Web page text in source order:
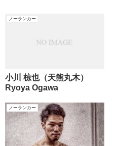
ノーランカー
小川 椋也（天熊丸木）
Ryoya Ogawa
ノーランカー